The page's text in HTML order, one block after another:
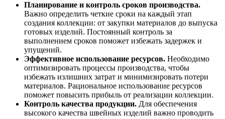
Планирование и контроль сроков производства.
Важно определить четкие сроки на каждый этап
создания коллекции: от закупки материалов до выпуска
готовых изделий. Постоянный контроль за
выполнением сроков поможет избежать задержек и
упущений.
Эффективное использование ресурсов. Необходимо
оптимизировать процессы производства, чтобы
избежать излишних затрат и минимизировать потери
материалов. Рациональное использование ресурсов
поможет повысить прибыль от реализации коллекции.
Контроль качества продукции. Для обеспечения
высокого качества швейных изделий важно проводить